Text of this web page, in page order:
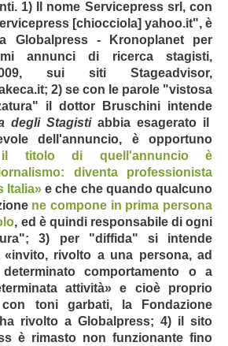
1) Il nome Servicepress srl, con
[chiocciola] yahoo.it", è
Globalpress - Kronoplanet per
annunci di ricerca stagisti,
sui siti Stageadvisor,
2) se con le parole "vistosa
il dottor Bruschini intende
degli Stagisti abbia esagerato il
dell'annuncio, è opportuno
il titolo di quell'annuncio è
diventa professionista
Italia»e che che quando qualcuno
ne compone in prima persona
, ed è quindi responsabile di ogni
3) per "diffida" si intende
«invito, rivolto a una persona, ad
comportamento o a
attività» e cioè proprio
toni garbati, la Fondazione
rivolto a Globalpress; 4) il sito
è rimasto non funzionante fino